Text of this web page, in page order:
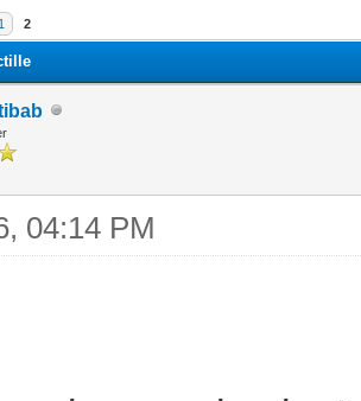
1 2
04:14 PM